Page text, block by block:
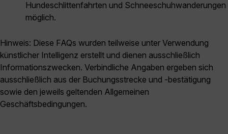
Hundeschlittenfahrten und Schneeschuhwanderungen
möglich.
Hinweis: Diese FAQs wurden teilweise unter Verwendung
künstlicher Intelligenz erstellt und dienen ausschließlich
Informationszwecken. Verbindliche Angaben ergeben sich
ausschließlich aus der Buchungsstrecke und -bestätigung
sowie den jeweils geltenden Allgemeinen
Geschäftsbedingungen.